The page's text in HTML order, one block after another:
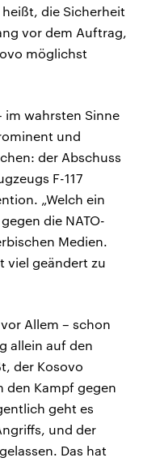
die Sicherheit
vor dem Auftrag,
möglichst
im wahrsten Sinne
und
der Abschuss
F-117
„Welch ein
die NATO-
Medien.
viel geändert zu
Allem – schon
allein auf den
der Kosovo
den Kampf gegen
geht es
und der
Das hat